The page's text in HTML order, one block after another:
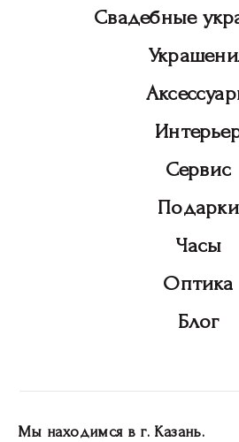
Свадебные
Сервис
Подарки
Часы
Оптика
Блог
Мы находимся в г. Казань.